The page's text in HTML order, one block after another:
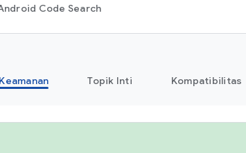
Code Search
Keamanan Topik Inti Kompatibilitas